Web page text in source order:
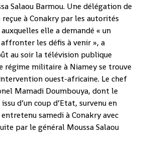
Salaou Barmou. Une délégation de
à Conakry par les autorités
elle a demandé « un
les défis à venir », a
au soir la télévision publique
régime militaire à Niamey se trouve
ouest-africaine. Le chef
Mamadi Doumbouya, dont le
d’un coup d’Etat, survenu en
samedi à Conakry avec
par le général Moussa Salaou